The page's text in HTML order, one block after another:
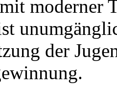
moderner
der